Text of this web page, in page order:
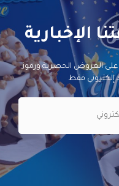
الإخبارية
على العروض الحصرية ورموز
إلكتروني فقط